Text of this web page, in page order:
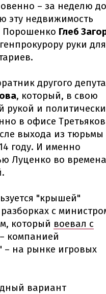
– за неделю до
эту недвижимость
Порошенко Глеб
руки для
другого
, который, в свою
рукой и
в офисе
выхода из тюрьмы
году. И именно
Луценко во
"крышей"
с
который воевал с
– компанией
на рынке игровых
вариант